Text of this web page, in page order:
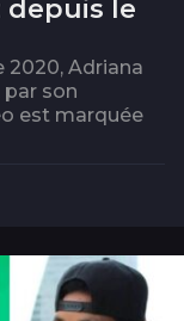
depuis le
2020, Adriana
par son
est marquée